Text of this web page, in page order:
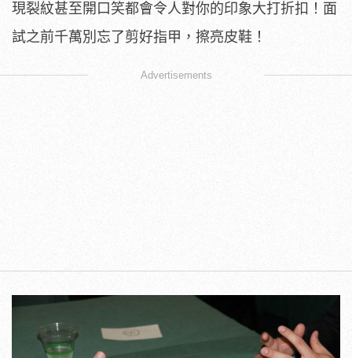
現裂紋甚至開口笑都會令人對你的印象大打折扣！面
試之前千萬別忘了剪好指甲，擦亮皮鞋！
Advertisements